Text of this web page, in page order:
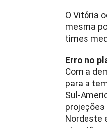
O Vitória
mesma
times
Erro no
Com a
para a
Sul-
projeções
Nordeste